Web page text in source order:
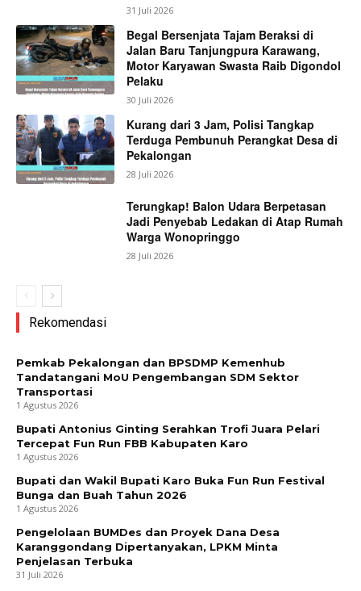
31 Juli 2026
Begal Bersenjata Tajam Beraksi di
Jalan Baru Tanjungpura Karawang,
Motor Karyawan Swasta Raib Digondol
Pelaku
30 Juli 2026
Kurang dari 3 Jam, Polisi Tangkap
Terduga Pembunuh Perangkat Desa di
Pekalongan
28 Juli 2026
Terungkap! Balon Udara Berpetasan
Jadi Penyebab Ledakan di Atap Rumah
Warga Wonopringgo
28 Juli 2026
Rekomendasi
Pemkab Pekalongan dan BPSDMP Kemenhub
Tandatangani MoU Pengembangan SDM Sektor
Transportasi
1 Agustus 2026
Bupati Antonius Ginting Serahkan Trofi Juara Pelari
Tercepat Fun Run FBB Kabupaten Karo
1 Agustus 2026
Bupati dan Wakil Bupati Karo Buka Fun Run Festival
Bunga dan Buah Tahun 2026
1 Agustus 2026
Pengelolaan BUMDes dan Proyek Dana Desa
Karanggondang Dipertanyakan, LPKM Minta
Penjelasan Terbuka
31 Juli 2026